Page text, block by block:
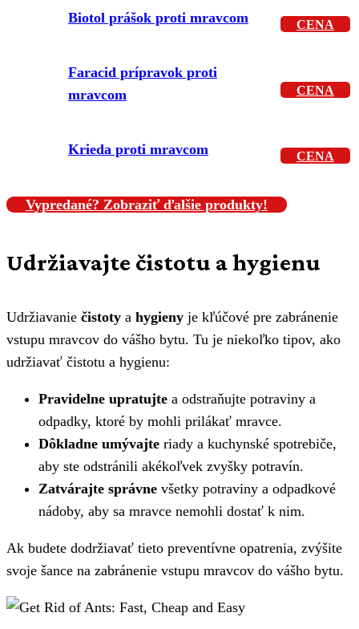
Biotol prášok proti mravcom CENA
Faracid prípravok proti
mravcom
CENA
Krieda proti mravcom CENA
Vypredané? Zobraziť ďalšie produkty!
Udržiavajte čistotu a hygienu
Udržiavanie čistoty a hygieny je kľúčové pre zabránenie
vstupu mravcov do vášho bytu. Tu je niekoľko tipov, ako
udržiavať čistotu a hygienu:
Pravidelne upratujte a odstraňujte potraviny a
odpadky, ktoré by mohli prilákať mravce.
Dôkladne umývajte riady a kuchynské spotrebiče,
aby ste odstránili akékoľvek zvyšky potravín.
Zatvárajte správne všetky potraviny a odpadkové
nádoby, aby sa mravce nemohli dostať k nim.
Ak budete dodržiavať tieto preventívne opatrenia, zvýšite
svoje šance na zabránenie vstupu mravcov do vášho bytu.